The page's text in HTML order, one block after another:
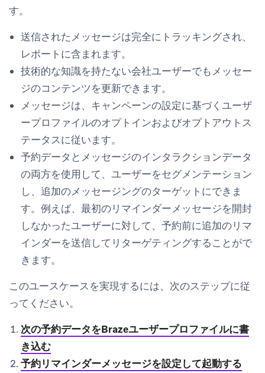
す。
送信されたメッセージは完全にトラッキングされ、
レポートに含まれます。
技術的な知識を持たない会社ユーザーでもメッセー
ジのコンテンツを更新できます。
メッセージは、キャンペーンの設定に基づくユーザ
ープロファイルのオプトインおよびオプトアウトス
テータスに従います。
予約データとメッセージのインタラクションデータ
の両方を使用して、ユーザーをセグメンテーション
し、追加のメッセージングのターゲットにできま
す。例えば、最初のリマインダーメッセージを開封
しなかったユーザーに対して、予約前に追加のリマ
インダーを送信してリターゲティングすることがで
きます。
このユースケースを実現するには、次のステップに従
ってください。
次の予約データをBrazeユーザープロファイルに書
き込む
予約リマインダーメッセージを設定して起動する